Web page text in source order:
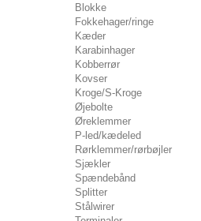
Blokke
Fokkehager/ringe
Kæder
Karabinhager
Kobberrør
Kovser
Kroge/S-Kroge
Øjebolte
Øreklemmer
P-led/kædeled
Rørklemmer/rørbøjler
Sjækler
Spændebånd
Splitter
Stålwirer